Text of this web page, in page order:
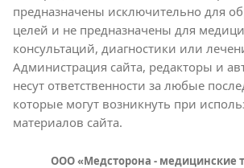
предназначены исключительно для
целей и не предназначены для
консультаций, диагностики или
Администрация сайта, редакторы и
несут ответственности за любые
которые могут возникнуть при
материалов сайта.
ООО «Медсторона - медицинские